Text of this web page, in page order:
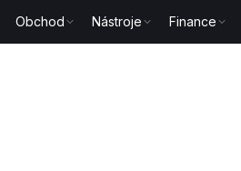
Obchod Nástroje Finance